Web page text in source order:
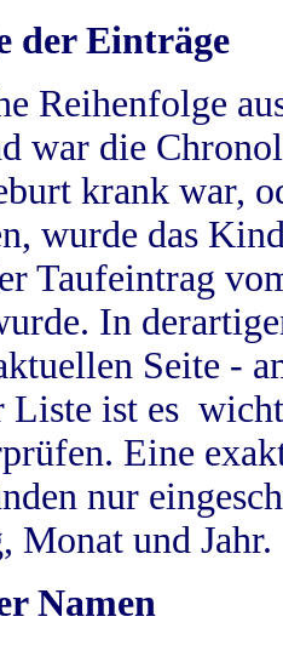
der Einträge
Reihenfolge
war die
krank war,
wurde das
Taufeintrag
In
Seite -
Liste ist es
Eine
nur
Monat und Jahr.
Namen